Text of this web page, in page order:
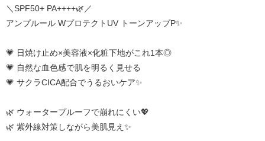
＼SPF50+ PA++++🌿／
アンプルール WプロテクトUV トーンアップP✨
💗 日焼け止め×美容液×化粧下地がこれ1本◎
💗 自然な血色感で肌を明るく見せる
💗 サクラCICA配合でうるおいケア✨
🌿 ウォータープルーフで崩れにくい💖
🌿 紫外線対策しながら美肌見え✨